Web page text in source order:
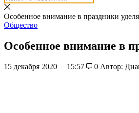
Особенное внимание в праздники
Общество
Особенное внимание в
15 декабря 2020 15:57 0 Автор: